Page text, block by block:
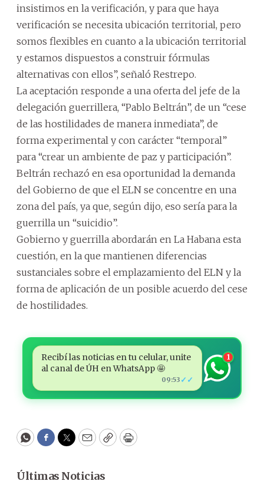
insistimos en la verificación, y para que haya
verificación se necesita ubicación territorial, pero
somos flexibles en cuanto a la ubicación territorial
y estamos dispuestos a construir fórmulas
alternativas con ellos”, señaló Restrepo.
La aceptación responde a una oferta del jefe de la
delegación guerrillera, “Pablo Beltrán”, de un “cese
de las hostilidades de manera inmediata”, de
forma experimental y con carácter “temporal”
para “crear un ambiente de paz y participación”.
Beltrán rechazó en esa oportunidad la demanda
del Gobierno de que el ELN se concentre en una
zona del país, ya que, según dijo, eso sería para la
guerrilla un “suicidio”.
Gobierno y guerrilla abordarán en La Habana esta
cuestión, en la que mantienen diferencias
sustanciales sobre el emplazamiento del ELN y la
forma de aplicación de un posible acuerdo del cese
de hostilidades.
Recibí las noticias en tu celular, unite
al canal de ÚH en WhatsApp 🤩
09:53 ✓✓
1
WhatsApp
Facebook
Twitter
EmailCopyPrint
Últimas Noticias